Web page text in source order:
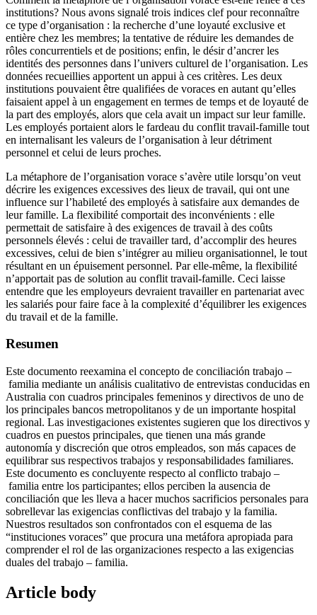
institutions? Nous avons signalé trois indices clef pour reconnaître
ce type d’organisation : la recherche d’une loyauté exclusive et
entière chez les membres; la tentative de réduire les demandes de
rôles concurrentiels et de positions; enfin, le désir d’ancrer les
identités des personnes dans l’univers culturel de l’organisation. Les
données recueillies apportent un appui à ces critères. Les deux
institutions pouvaient être qualifiées de voraces en autant qu’elles
faisaient appel à un engagement en termes de temps et de loyauté de
la part des employés, alors que cela avait un impact sur leur famille.
Les employés portaient alors le fardeau du conflit travail-famille tout
en internalisant les valeurs de l’organisation à leur détriment
personnel et celui de leurs proches.
La métaphore de l’organisation vorace s’avère utile lorsqu’on veut
décrire les exigences excessives des lieux de travail, qui ont une
influence sur l’habileté des employés à satisfaire aux demandes de
leur famille. La flexibilité comportait des inconvénients : elle
permettait de satisfaire à des exigences de travail à des coûts
personnels élevés : celui de travailler tard, d’accomplir des heures
excessives, celui de bien s’intégrer au milieu organisationnel, le tout
résultant en un épuisement personnel. Par elle-même, la flexibilité
n’apportait pas de solution au conflit travail-famille. Ceci laisse
entendre que les employeurs devraient travailler en partenariat avec
les salariés pour faire face à la complexité d’équilibrer les exigences
du travail et de la famille.
Resumen
Este documento reexamina el concepto de conciliación trabajo –
familia mediante un análisis cualitativo de entrevistas conducidas en
Australia con cuadros principales femeninos y directivos de uno de
los principales bancos metropolitanos y de un importante hospital
regional. Las investigaciones existentes sugieren que los directivos y
cuadros en puestos principales, que tienen una más grande
autonomía y discreción que otros empleados, son más capaces de
equilibrar sus respectivos trabajos y responsabilidades familiares.
Este documento es concluyente respecto al conflicto trabajo –
familia entre los participantes; ellos perciben la ausencia de
conciliación que les lleva a hacer muchos sacrificios personales para
sobrellevar las exigencias conflictivas del trabajo y la familia.
Nuestros resultados son confrontados con el esquema de las
“instituciones voraces” que procura una metáfora apropiada para
comprender el rol de las organizaciones respecto a las exigencias
duales del trabajo – familia.
Article body